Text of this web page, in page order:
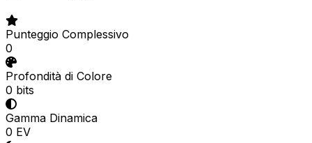
Punteggio Complessivo
0
Profondità di Colore
0 bits
Gamma Dinamica
0 EV